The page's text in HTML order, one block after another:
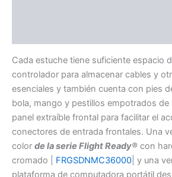
Cada estuche tiene suficiente espacio
controlador para almacenar cables y
esenciales y también cuenta con pies
bola, mango y pestillos empotrados de
panel extraíble frontal para facilitar el
conectores de entrada frontales. Una
color de la serie Flight Ready® con
cromado | FRGSDNMC36000 | y una
plataforma de computadora portátil